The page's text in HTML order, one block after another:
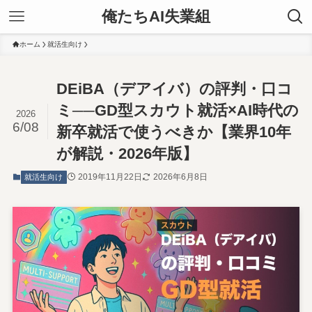
俺たちAI失業組
ホーム 就活生向け
DEiBA（デアイバ）の評判・口コ
ミ──GD型スカウト就活×AI時代の
新卒就活で使うべきか【業界10年
が解説・2026年版】
2026
6/08
就活生向け 2019年11月22日 2026年6月8日